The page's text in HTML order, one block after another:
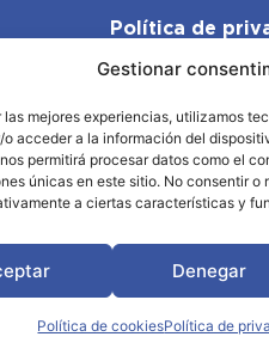
Gestionar
las mejores experiencias, utilizamos
o acceder a la información del
permitirá procesar datos como el
únicas en este sitio. No consentir o
a ciertas características y
Denegar
Política de cookiesPolítica de
Política de
Política de
Aviso legal
Bajo Aragón. Todos